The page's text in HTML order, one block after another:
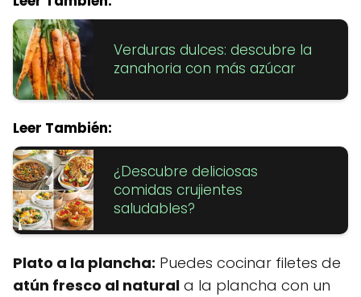
Verduras dulces: descubre la
zanahoria con más azúcar
Leer También:
¿Descubre deliciosas
comidas crujientes
saludables?
Plato a la plancha: Puedes cocinar filetes de
atún fresco al natural a la plancha con un